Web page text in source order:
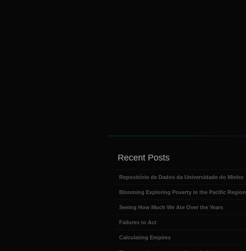
Recent Posts
Repositório de Dados da Universidade do Minho
Blooming Exploring Poverty in the Pacific Region
Seeing How Much We Ate Over the Years
Failures to Act
Calculating Empires